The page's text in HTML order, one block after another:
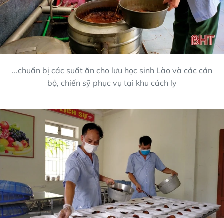
...chuẩn bị các suất ăn cho lưu học sinh Lào và các cán
bộ, chiến sỹ phục vụ tại khu cách ly